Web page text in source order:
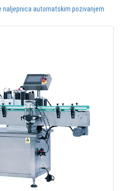
automatskim pozivanjem